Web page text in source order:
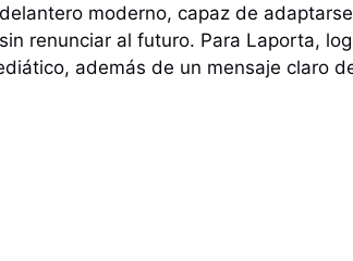
moderno, capaz de
renunciar al futuro. Para Laporta,
además de un mensaje claro